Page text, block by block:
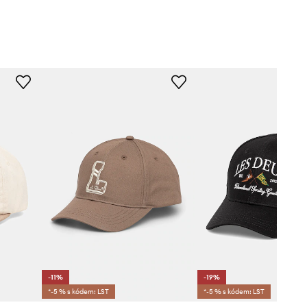
-11%
*-5 % s kódem: LST
-19%
*-5 % s kódem: LST